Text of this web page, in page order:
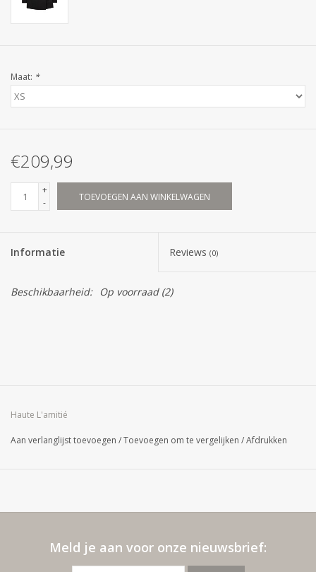
Maat: *
€209,99
+
-
TOEVOEGEN AAN WINKELWAGEN
Informatie Reviews (0)
Beschikbaarheid: Op voorraad(2)
Haute L'amitié
Aan verlanglijst toevoegen /Toevoegen om te vergelijken /Afdrukken
Meld je aan voor onze nieuwsbrief: